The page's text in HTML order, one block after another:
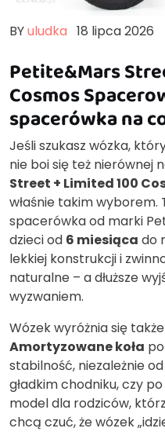
BYuludka 18 lipca 2026
Petite&Mars
Cosmos
spacerówka na
Jeśli szukasz wózka,
nie boi się też nierównej
Street + Limited 100
właśnie takim wyborem.
spacerówka od marki
dzieci od 6 miesiąca do
lekkiej konstrukcji i
naturalne – a dłuższe
wyzwaniem.
Wózek wyróżnia się
Amortyzowane koła
stabilność, niezależnie
gładkim chodniku, czy
model dla rodziców,
chcą czuć, że wózek